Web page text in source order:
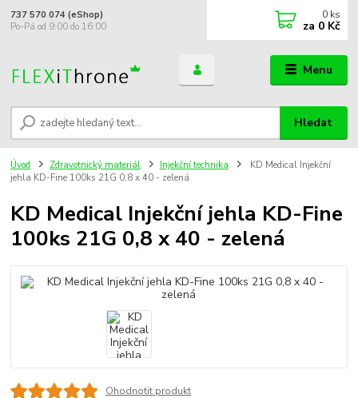
Menu
Hledat
737 570 074 (eShop)
Po-Pá od 9:00 do 16:00
0 ks
za 0 Kč
Úvod Zdravotnický materiál Injekční technika
KD Medical Injekční
jehla KD-Fine 100ks 21G 0,8 x 40 - zelená
KD Medical Injekční jehla KD-Fine
100ks 21G 0,8 x 40 - zelená
Ohodnotit produkt